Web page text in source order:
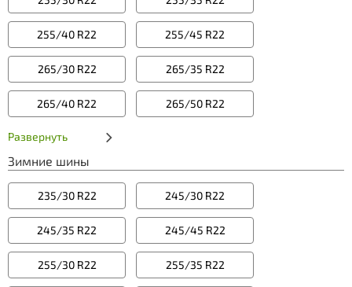
255/40 R22 255/45 R22
265/30 R22 265/35 R22
265/40 R22 265/50 R22
Развернуть
Зимние шины
235/30 R22 245/30 R22
245/35 R22 245/45 R22
255/30 R22 255/35 R22